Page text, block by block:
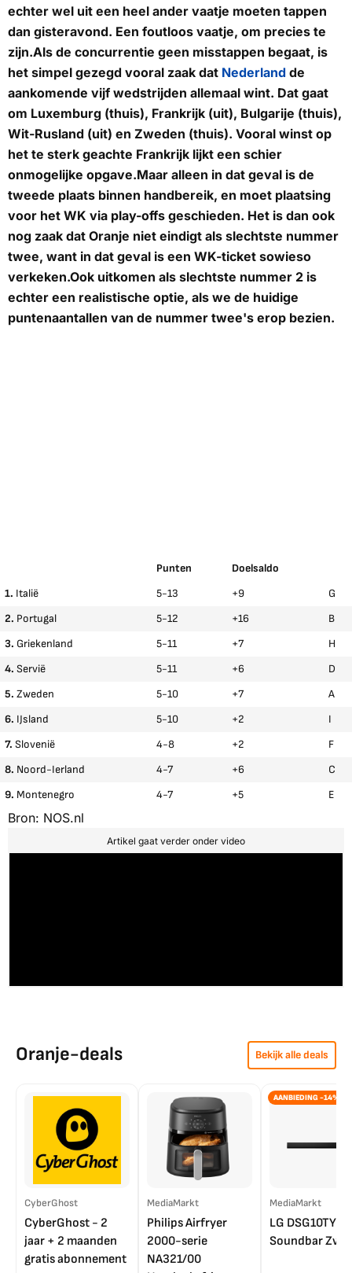
echter wel uit een heel ander vaatje moeten tappen
dan gisteravond. Een foutloos vaatje, om precies te
zijn.Als de concurrentie geen misstappen begaat, is
het simpel gezegd vooral zaak dat Nederland de
aankomende vijf wedstrijden allemaal wint. Dat gaat
om Luxemburg (thuis), Frankrijk (uit), Bulgarije (thuis),
Wit-Rusland (uit) en Zweden (thuis). Vooral winst op
het te sterk geachte Frankrijk lijkt een schier
onmogelijke opgave.Maar alleen in dat geval is de
tweede plaats binnen handbereik, en moet plaatsing
voor het WK via play-offs geschieden. Het is dan ook
nog zaak dat Oranje niet eindigt als slechtste nummer
twee, want in dat geval is een WK-ticket sowieso
verkeken.Ook uitkomen als slechtste nummer 2 is
echter een realistische optie, als we de huidige
puntenaantallen van de nummer twee's erop bezien.
Punten
Doelsaldo
1. Italië 5-13 +9
G
2. Portugal 5-12 +16
B
3. Griekenland 5-11 +7
H
4. Servië 5-11 +6
D
5. Zweden 5-10 +7
A
6. IJsland 5-10 +2
I
7. Slovenië 4-8 +2
F
8. Noord-Ierland 4-7 +6
C
9. Montenegro 4-7 +5 E
Bron: NOS.nl
Artikel gaat verder onder video
Oranje-deals Bekijk alle deals
CyberGhost
CyberGhost - 2
jaar + 2 maanden
gratis abonnement
MediaMarkt
Philips Airfryer
2000-serie
NA321/00
AANBIEDING -14%
MediaMarkt
LG DSG10TY
Soundbar